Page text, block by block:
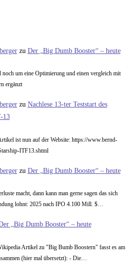
zu Der „Big Dumb Booster“ – heute
noch um eine Optimierung und einen vergleich mit
ergänzt
zu Nachlese 13-ter Teststart des
13
ist nun auf der Website: https://www.bernd-
ITF13.shtml
zu Der „Big Dumb Booster“ – heute
macht, dann kann man gerne sagen das sich
lohnt: 2025 nach IPO 4.100 Mill. $…
„Big Dumb Booster“ – heute
Artikel zu "Big Bumb Boostern" fasst es am
(hier mal übersetzt): - Die…